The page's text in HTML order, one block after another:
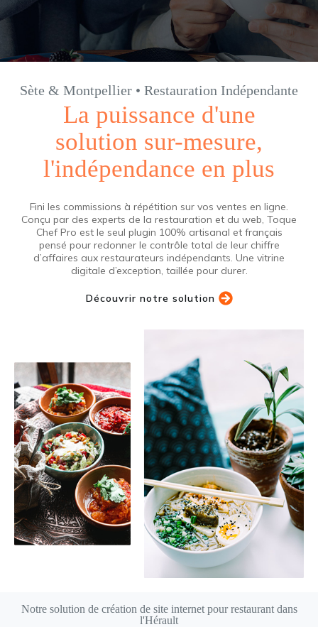
Sète & Montpellier • Restauration Indépendante
La puissance d'une
solution sur-mesure,
l'indépendance en plus
Fini les commissions à répétition sur vos ventes en ligne.
Conçu par des experts de la restauration et du web, Toque
Chef Pro est le seul plugin 100% artisanal et français
pensé pour redonner le contrôle total de leur chiffre
d’affaires aux restaurateurs indépendants. Une vitrine
digitale d’exception, taillée pour durer.
Découvrir notre solution
Notre solution de création de site internet pour restaurant dans
l'Hérault